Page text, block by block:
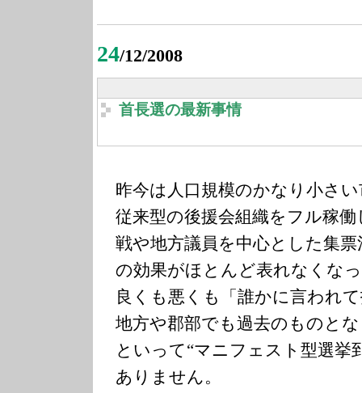
24/12/2008
首長選の最新事情
昨今は人口規模のかなり小さ
従来型の後援会組織をフル稼
戦や地方議員を中心とした集
の効果がほとんど表れなくな
良くも悪くも「誰かに言われ
地方や郡部でも過去のものと
といって“マニフェスト型選挙
ありません。